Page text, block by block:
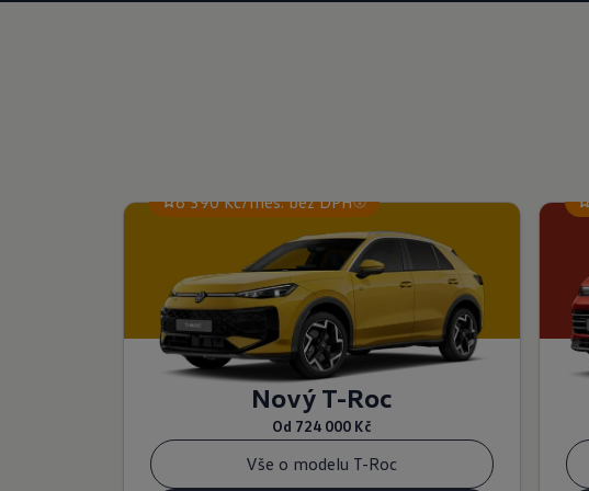
Nový T-Roc
Od 724 000 Kč
Vše o modelu T-Roc
8 390 Kč/měs. bez DPH